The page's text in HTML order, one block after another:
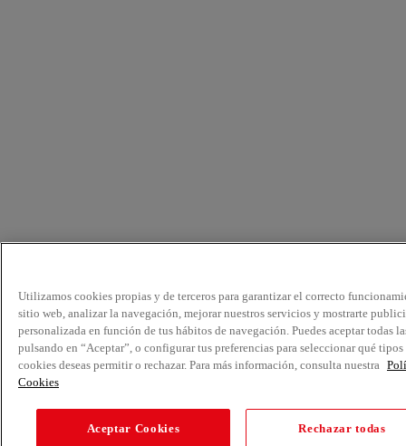
Utilizamos cookies propias y de terceros para garantizar el correcto
sitio web, analizar la navegación, mejorar nuestros servicios y mostrarte
personalizada en función de tus hábitos de navegación. Puedes aceptar todas
pulsando en “Aceptar”, o configurar tus preferencias para seleccionar qué tipos
cookies deseas permitir o rechazar. Para más información, consulta nuestra
Cookies
Aceptar Cookies Rechazar todas